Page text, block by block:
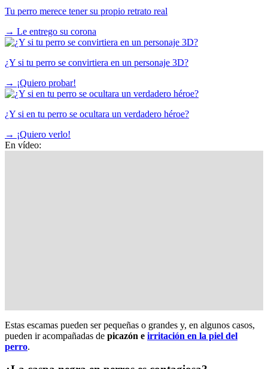
Tu perro merece tener su propio retrato real
→ Le entrego su corona
¿Y si tu perro se convirtiera en un personaje 3D?
→ ¡Quiero probar!
¿Y si en tu perro se ocultara un verdadero héroe?
→ ¡Quiero verlo!
En vídeo:
Estas escamas pueden ser pequeñas o grandes y, en algunos casos,
pueden ir acompañadas de picazón e irritación en la piel del
perro.